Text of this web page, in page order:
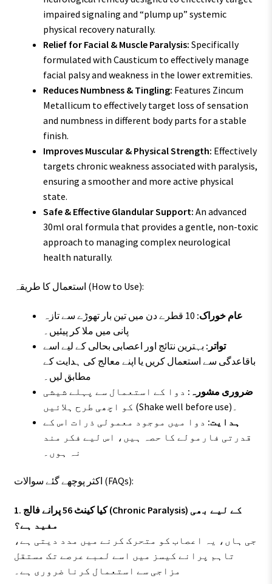
impaired signaling and “plump up” systemic
physical recovery naturally.
Relief for Facial & Muscle Paralysis: Specifically
formulated with Causticum to effectively manage
facial palsy and weakness in the lower extremities.
Reduces Numbness & Tingling: Features Zincum
Metallicum to effectively target loss of sensation
and numbness in different body parts for a stable
finish.
Improves Muscular & Physical Strength: Effectively
targets chronic weakness associated with paralysis,
ensuring a smoother and more active physical
state.
Safe & Effective Glandular Support: An advanced
30ml oral formula that provides a gentle, non-toxic
approach to managing complex neurological
health naturally.
استعمال کا طریقہ (How to Use):
عام خوراک:
10 قطرے دن میں تین بار تھوڑے سے تازہ
پانی میں ملا کر پیئیں۔
تواتر: بہترین نتائج اور اعصابی بحالی کے لیے اسے
باقاعدگی سے استعمال کریں یا اپنے معالج کی ہدایت کے
مطابق لیں۔
ضروری مشورہ: دوا کے استعمال سے پہلے شیشی
ہدایت: دوا میں موجود معمولی ذرات اس کے
قدرتی فارمولے کا حصہ ہیں، اس لیے فکر مند
نہ ہوں۔
اکثر پوچھے گئے سوالات (FAQs):
1. کیا کینٹ 56 پرانے فالج (Chronic Paralysis) کے لیے بھی
مفید ہے؟
جی ہاں، یہ اعصاب کو متحرک کرنے میں مدد دیتی ہے،
تاہم پرانے کیسز میں اسے لمبے عرصے تک مستقل
مزاجی سے استعمال کرنا ضروری ہے۔